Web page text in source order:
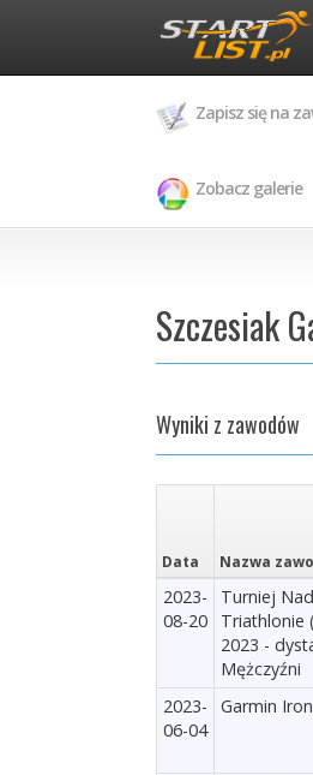
Zapisz się na
Zobacz galerie
Szczesiak
Wyniki z zawodów
Data Nazwa
2023-
08-20
Turniej
Triathlonie
2023 -
Mężczyźni
2023-
06-04
Garmin